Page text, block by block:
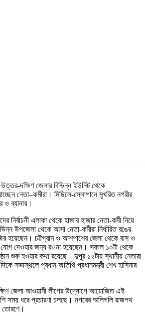
দক্ষিণ জেলার বিভিন্ন ইউনিট থেকে
নেতা–কর্মীরা। মিছিলে-স্লোগানে মুখরিত নগরীর
ও ব্যানার।
নির্বাচনী এলাকা থেকে হাজার হাজার নেতা-কর্মী নিয়ে
উপজেলা থেকে আসা নেতা-কর্মীরা নির্ধারিত রঙের
হয়েছেন। চট্টগ্রাম ও আশপাশের জেলা থেকে বাস ও
দেওয়ার জন্য রওনা হয়েছেন। সকাল ১০টা থেকে
শুরু হওয়ার কথা রয়েছে। দুপুর ১২টায় স্থানীয় নেতারা
সভাস্থলে প্রধান অতিথি প্রধানমন্ত্রী শেখ হাসিনার
জেলা আওয়ামী লীগের উদ্যোগে আয়োজিত এই
সময় ধরে প্রচারণা চলছে। নগরের অলিগলি রাজপথ
তোরণে।